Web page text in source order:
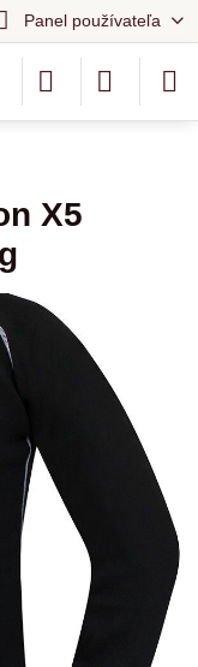
Panel používateľa
X5